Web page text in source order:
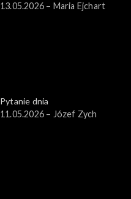
13.05.2026 – Maria Ejchart
Pytanie dnia
11.05.2026 – Józef Zych